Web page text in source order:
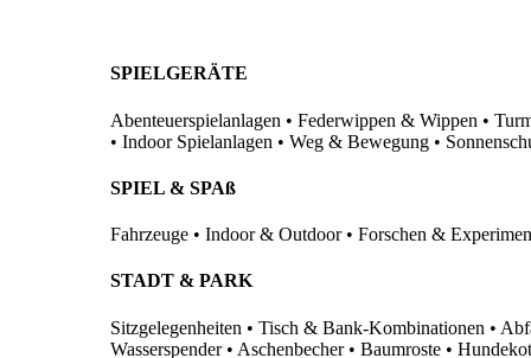
SPIELGERÄTE
Abenteuerspielanlagen • Federwippen & Wippen •
• Indoor Spielanlagen • Weg & Bewegung •
SPIEL & SPAß
Fahrzeuge • Indoor & Outdoor • Forschen &
STADT & PARK
Sitzgelegenheiten • Tisch & Bank-Kombinationen •
Wasserspender • Aschenbecher • Baumroste •